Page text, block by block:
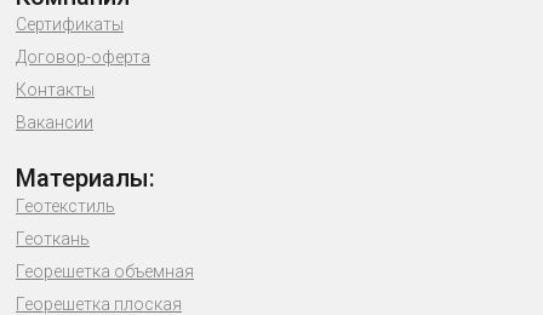
Сертификаты
Договор-оферта
Контакты
Вакансии
Материалы:
Геотекстиль
Геоткань
Георешетка объемная
Георешетка плоская